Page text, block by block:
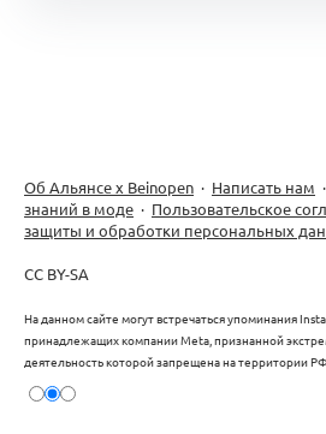
Об Альянсе х Beinopen · Написать нам ·
знаний в моде · Пользовательское
защиты и обработки персональных
CC BY-SA
На данном сайте могут встречаться упоминания
принадлежащих компании Meta, признанной
деятельность которой запрещена на территории